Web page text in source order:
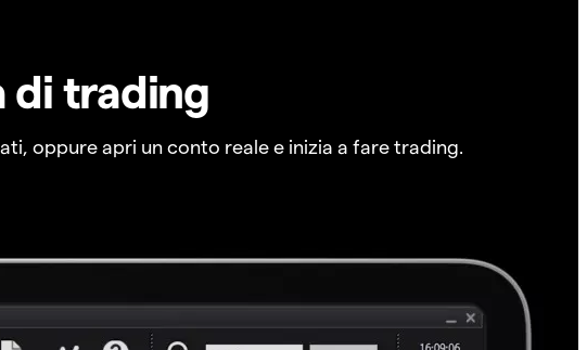
di trading
oppure apri un conto reale e inizia a fare trading.